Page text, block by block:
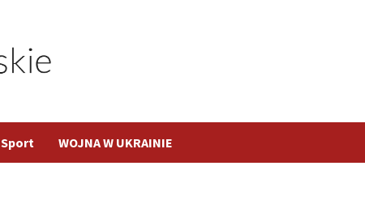
Sport WOJNA W UKRAINIE